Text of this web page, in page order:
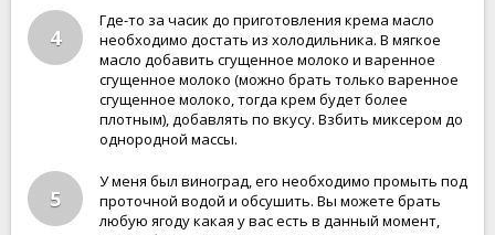
4
Где-то за часик до приготовления крема масло
необходимо достать из холодильника. В мягкое
масло добавить сгущенное молоко и варенное
сгущенное молоко (можно брать только варенное
сгущенное молоко, тогда крем будет более
плотным), добавлять по вкусу. Взбить миксером до
однородной массы.
5
У меня был виноград, его необходимо промыть под
проточной водой и обсушить. Вы можете брать
любую ягоду какая у вас есть в данный момент,